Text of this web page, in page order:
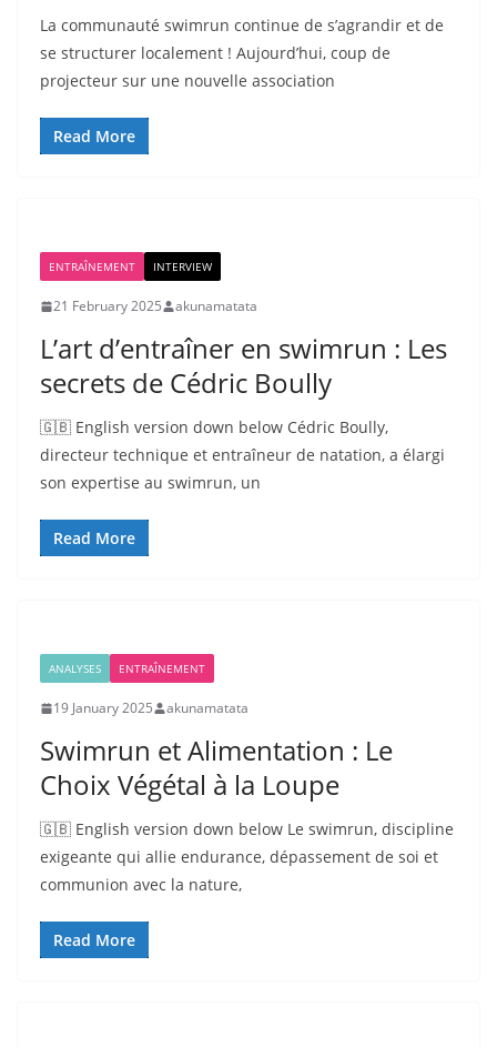
La communauté swimrun continue de s’agrandir et de
se structurer localement ! Aujourd’hui, coup de
projecteur sur une nouvelle association
Read More
ENTRAÎNEMENT INTERVIEW
21 February 2025 akunamatata
L’art d’entraîner en swimrun : Les
secrets de Cédric Boully
🇬🇧 English version down below Cédric Boully,
directeur technique et entraîneur de natation, a élargi
son expertise au swimrun, un
Read More
ANALYSES ENTRAÎNEMENT
19 January 2025 akunamatata
Swimrun et Alimentation : Le
Choix Végétal à la Loupe
🇬🇧 English version down below Le swimrun, discipline
exigeante qui allie endurance, dépassement de soi et
communion avec la nature,
Read More